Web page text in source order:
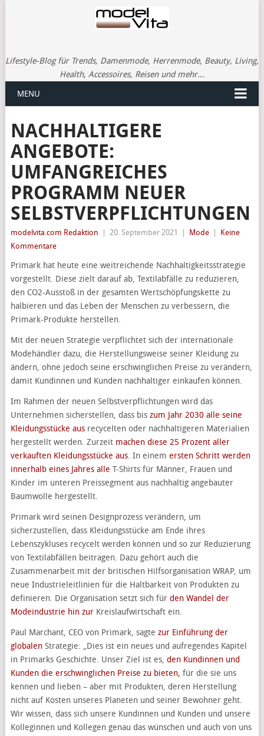
Lifestyle-Blog für Trends, Damenmode, Herrenmode, Beauty, Living,
Health, Accessoires, Reisen und mehr...
MENU
NACHHALTIGERE
ANGEBOTE:
UMFANGREICHES
PROGRAMM NEUER
SELBSTVERPFLICHTUNGEN
modelvita.com Redaktion 20. September 2021 Mode
Keine
Kommentare
Primark hat heute eine weitreichende Nachhaltigkeitsstrategie
vorgestellt. Diese zielt darauf ab, Textilabfälle zu reduzieren,
den CO2-Ausstoß in der gesamten Wertschöpfungskette zu
halbieren und das Leben der Menschen zu verbessern, die
Primark-Produkte herstellen.
Mit der neuen Strategie verpflichtet sich der internationale
Modehändler dazu, die Herstellungsweise seiner Kleidung zu
ändern, ohne jedoch seine erschwinglichen Preise zu verändern,
damit Kundinnen und Kunden nachhaltiger einkaufen können.
Im Rahmen der neuen Selbstverpflichtungen wird das
Unternehmen sicherstellen, dass bis zum Jahr 2030 alle seine
Kleidungsstücke ausrecycelten oder nachhaltigeren Materialien
hergestellt werden. Zurzeit machen diese 25 Prozent aller
verkauften Kleidungsstücke aus. In einem ersten Schritt werden
innerhalb eines Jahres alle T-Shirts für Männer, Frauen und
Kinder im unteren Preissegment aus nachhaltig angebauter
Baumwolle hergestellt.
Primark wird seinen Designprozess verändern, um
sicherzustellen, dass Kleidungsstücke am Ende ihres
Lebenszykluses recycelt werden können und so zur Reduzierung
von Textilabfällen beitragen. Dazu gehört auch die
Zusammenarbeit mit der britischen Hilfsorganisation WRAP, um
neue Industrieleitlinien für die Haltbarkeit von Produkten zu
definieren. Die Organisation setzt sich für den Wandel der
Modeindustrie hin zurKreislaufwirtschaft ein.
Paul Marchant, CEO von Primark, sagte zur Einführung der
globalenStrategie: „Dies ist ein neues und aufregendes Kapitel
in Primarks Geschichte. Unser Ziel ist es, den Kundinnen und
Kunden die erschwinglichen Preise zu bieten, für die sie uns
kennen und lieben – aber mit Produkten, deren Herstellung
nicht auf Kosten unseres Planeten und seiner Bewohner geht.
Wir wissen, dass sich unsere Kundinnen und Kunden und unsere
Kolleginnen und Kollegen genau das wünschen und auch von uns